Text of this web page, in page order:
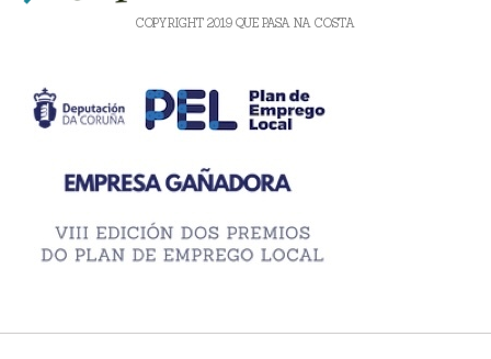
COPYRIGHT 2019 QUE PASA NA COSTA